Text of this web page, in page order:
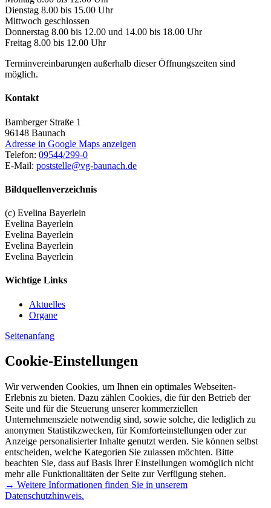
Dienstag 8.00 bis 15.00 Uhr
Mittwoch geschlossen
Donnerstag 8.00 bis 12.00 und 14.00 bis 18.00 Uhr
Freitag 8.00 bis 12.00 Uhr
Terminvereinbarungen außerhalb dieser Öffnungszeiten sind
möglich.
Kontakt
Bamberger Straße 1
96148 Baunach
Adresse in Google Maps anzeigen
Telefon: 09544/299-0
E-Mail: poststelle@vg-baunach.de
Bildquellenverzeichnis
(c) Evelina Bayerlein
Evelina Bayerlein
Evelina Bayerlein
Evelina Bayerlein
Evelina Bayerlein
Wichtige Links
Aktuelles
Organe
Seitenanfang
Cookie-Einstellungen
Wir verwenden Cookies, um Ihnen ein optimales Webseiten-
Erlebnis zu bieten. Dazu zählen Cookies, die für den Betrieb der
Seite und für die Steuerung unserer kommerziellen
Unternehmensziele notwendig sind, sowie solche, die lediglich zu
anonymen Statistikzwecken, für Komforteinstellungen oder zur
Anzeige personalisierter Inhalte genutzt werden. Sie können selbst
entscheiden, welche Kategorien Sie zulassen möchten. Bitte
beachten Sie, dass auf Basis Ihrer Einstellungen womöglich nicht
mehr alle Funktionalitäten der Seite zur Verfügung stehen.
→ Weitere Informationen finden Sie in unserem
Datenschutzhinweis.